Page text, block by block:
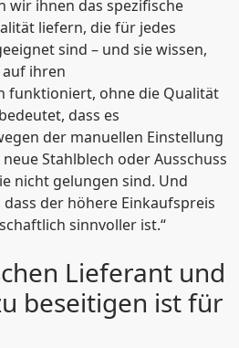
wir ihnen das spezifische
liefern, die für jedes
sind – und sie wissen,
auf ihren
funktioniert, ohne die Qualität
dass es
der manuellen Einstellung
Stahlblech oder Ausschuss
nicht gelungen sind. Und
der höhere Einkaufspreis
sinnvoller ist.“
Lieferant und
beseitigen ist für